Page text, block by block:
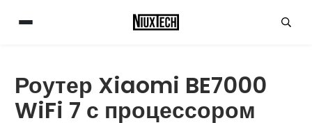
Роутер Xiaomi BE7000
WiFi 7 с процессором